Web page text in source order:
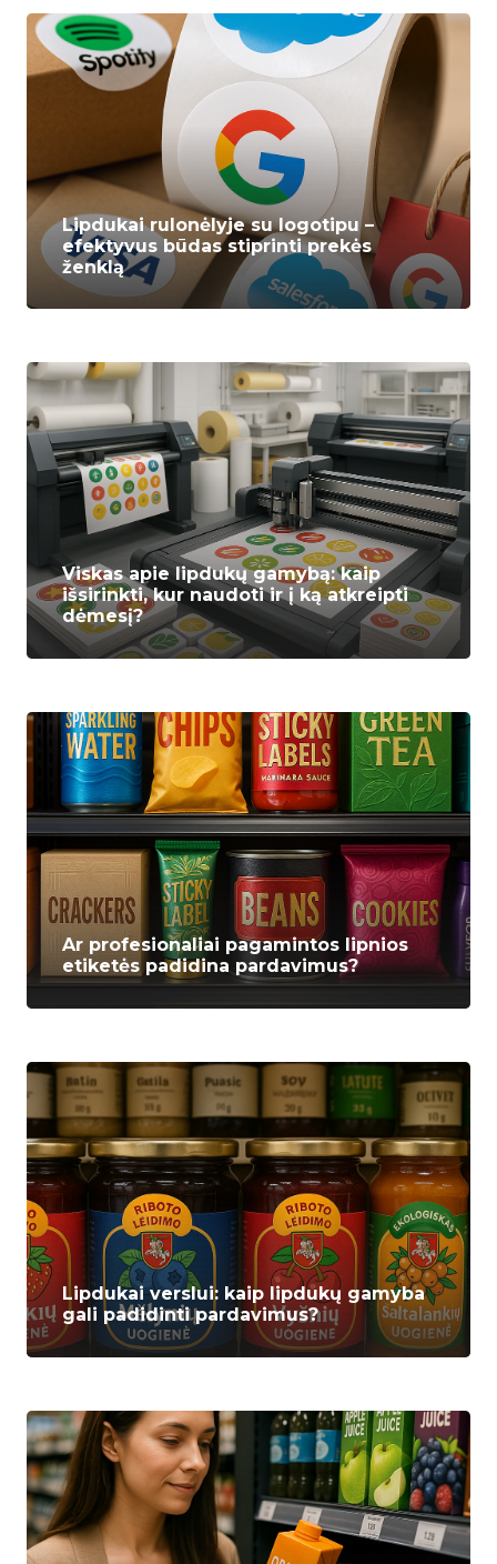
Lipdukai rulonėlyje su logotipu –
efektyvus būdas stiprinti prekės
ženklą
Viskas apie lipdukų gamybą: kaip
išsirinkti, kur naudoti ir į ką atkreipti
dėmesį?
Ar profesionaliai pagamintos lipnios
etiketės padidina pardavimus?
Lipdukai verslui: kaip lipdukų gamyba
gali padidinti pardavimus?